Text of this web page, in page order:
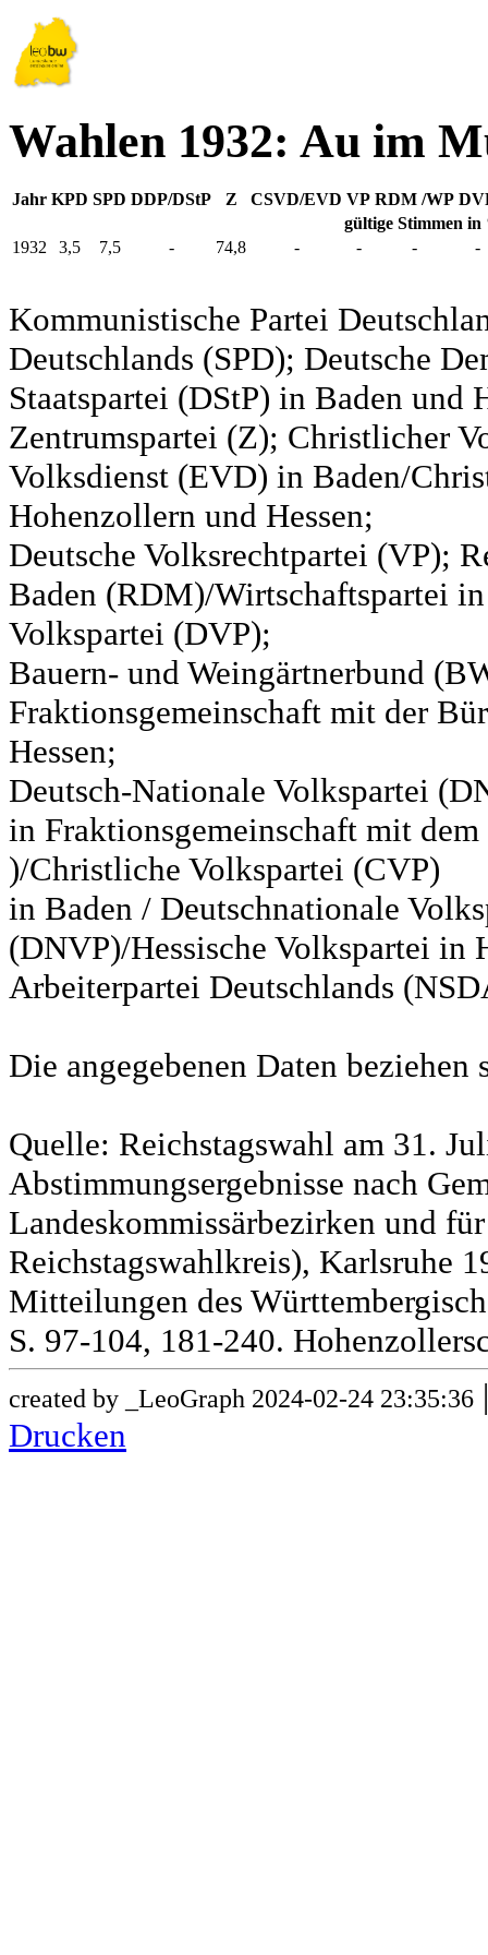
Wahlen 1932: Au im
Jahr KPD SPD DDP/DStP Z CSVD/EVD VP RDM /WP
gültige Stimmen in
1932
3,5 7,5 - 74,8 - - - -
Kommunistische Partei
Deutschlands (SPD); Deutsche
Staatspartei (DStP) in Baden und
Zentrumspartei (Z); Christlicher
Volksdienst (EVD) in Baden/
Hohenzollern und Hessen;
Deutsche Volksrechtpartei (VP);
Baden (RDM)/Wirtschaftspartei
Volkspartei (DVP);
Bauern- und Weingärtnerbund
Fraktionsgemeinschaft mit der
Hessen;
Deutsch-Nationale Volkspartei
in Fraktionsgemeinschaft mit
)/Christliche Volkspartei (CVP)
in Baden / Deutschnationale
(DNVP)/Hessische Volkspartei in
Arbeiterpartei Deutschlands
Die angegebenen Daten
Quelle: Reichstagswahl am 31.
Abstimmungsergebnisse nach
Landeskommissärbezirken und
Reichstagswahlkreis), Karlsruhe
Mitteilungen des
S. 97-104, 181-240.
created by _LeoGraph 2024-02-24 23:35:36
Drucken